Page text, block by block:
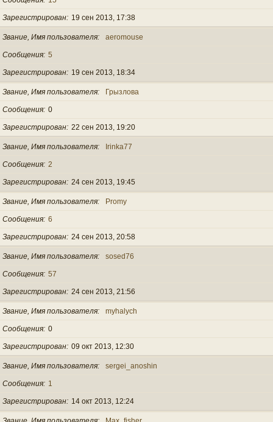
Зарегистрирован 19 сен 2013, 17:38
Звание, Имя пользователя aeromouse
Сообщения 5
Зарегистрирован 19 сен 2013, 18:34
Звание, Имя пользователя Грызлова
Сообщения 0
Зарегистрирован 22 сен 2013, 19:20
Звание, Имя пользователя Irinka77
Сообщения 2
Зарегистрирован 24 сен 2013, 19:45
Звание, Имя пользователя Promy
Сообщения 6
Зарегистрирован 24 сен 2013, 20:58
Звание, Имя пользователя sosed76
Сообщения 57
Зарегистрирован 24 сен 2013, 21:56
Звание, Имя пользователя myhalych
Сообщения 0
Зарегистрирован 09 окт 2013, 12:30
Звание, Имя пользователя sergei_anoshin
Сообщения 1
Зарегистрирован 14 окт 2013, 12:24